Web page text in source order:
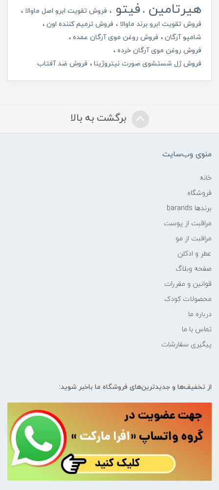
هیرتامین فیتو
فروش تقویت ابرو اصل ماوالا
فروش تقویت ابرو برند ماوالا
فروش ترمیم کننده اون
شامپو آرگان
فروش روغن موی آرگان عمده
فروش روغن موی آرگان خرده
فروش ژل شستشوی صورت نیتروژینا
فروش ضد آفتاب
برگشت به بالا
منوی وب‌سایت
خانه
فروشگاه
برندها barands
مراقبت از پوست
مراقبت از مو
عطر و ادکلن
صفحه وبلاگ
قوانین و مقررات
محصولات کودک
درباره ما
تماس با ما
پیگیری سفارشات
از تخفیف‌ها و جدیدترین‌های فروشگاه ما باخبر شوید: